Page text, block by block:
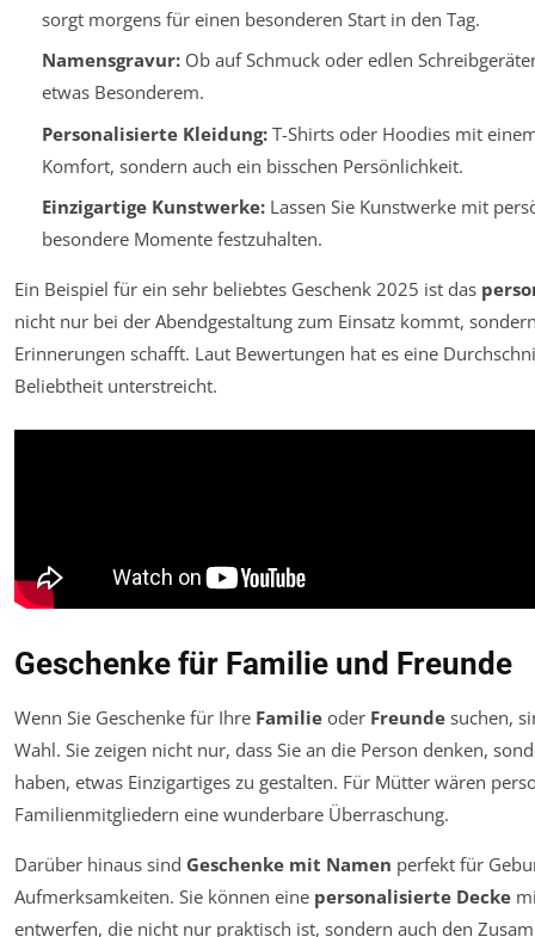
sorgt morgens für einen besonderen Start in den Tag.
Namensgravur:Ob auf Schmuck oder edlen
etwas Besonderem.
Personalisierte Kleidung:T-Shirts oder Hoodies mit
Komfort, sondern auch ein bisschen Persönlichkeit.
Einzigartige Kunstwerke:Lassen Sie Kunstwerke mit
besondere Momente festzuhalten.
Ein Beispiel für ein sehr beliebtes Geschenk 2025 ist das
nicht nur bei der Abendgestaltung zum Einsatz kommt,
Erinnerungen schafft. Laut Bewertungen hat es eine
Beliebtheit unterstreicht.
Geschenke für Familie und Freunde
Wenn Sie Geschenke für Ihre Familie oder Freunde suchen,
Wahl. Sie zeigen nicht nur, dass Sie an die Person denken,
haben, etwas Einzigartiges zu gestalten. Für Mütter wären
Familienmitgliedern eine wunderbare Überraschung.
Darüber hinaus sind Geschenke mit Namen perfekt für
Aufmerksamkeiten. Sie können eine personalisierte Decke
entwerfen, die nicht nur praktisch ist, sondern auch den